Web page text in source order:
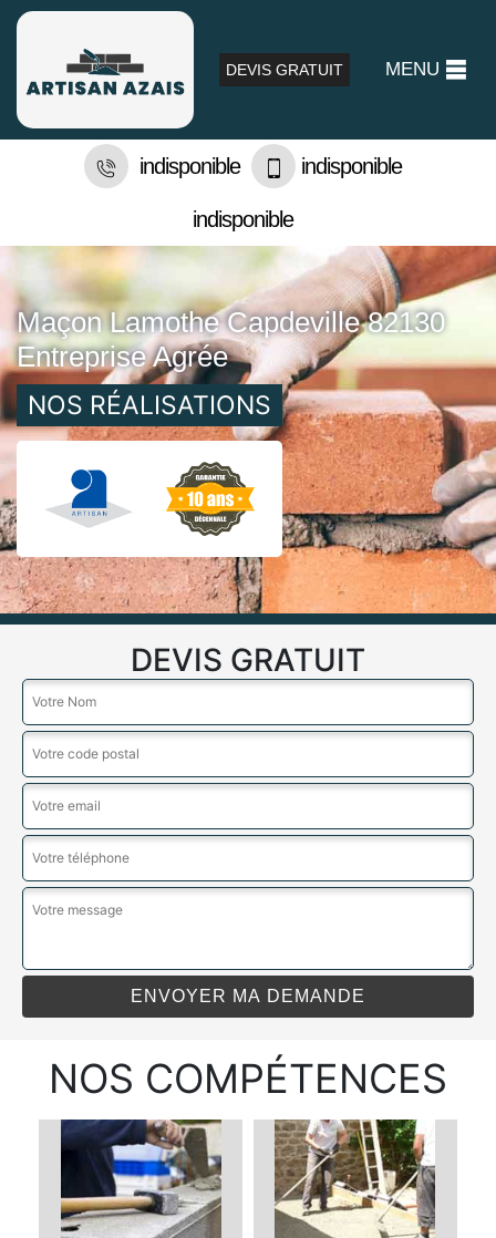
DEVIS GRATUIT MENU
indisponible indisponible
indisponible
Maçon Lamothe Capdeville 82130
Entreprise Agrée
NOS RÉALISATIONS
DEVIS GRATUIT
NOS COMPÉTENCES